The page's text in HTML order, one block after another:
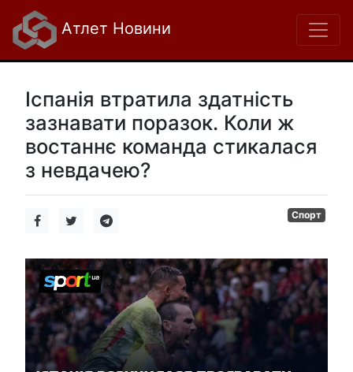
Атлет Новини
Іспанія втратила здатність
зазнавати поразок. Коли ж
востаннє команда стикалася
з невдачею?
Спорт